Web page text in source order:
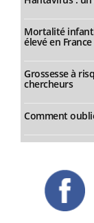
Mortalité
élevé en France
Grossesse à
chercheurs
Comment